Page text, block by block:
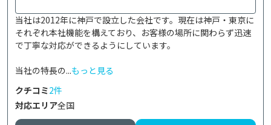
当社は2012年に神戸で設立した会社です。現在は神戸・東京に
それぞれ本社機能を構えており、お客様の場所に関わらず迅速
で丁寧な対応ができるようにしています。
当社の特長の...もっと見る
クチコミ2件
対応エリア全国